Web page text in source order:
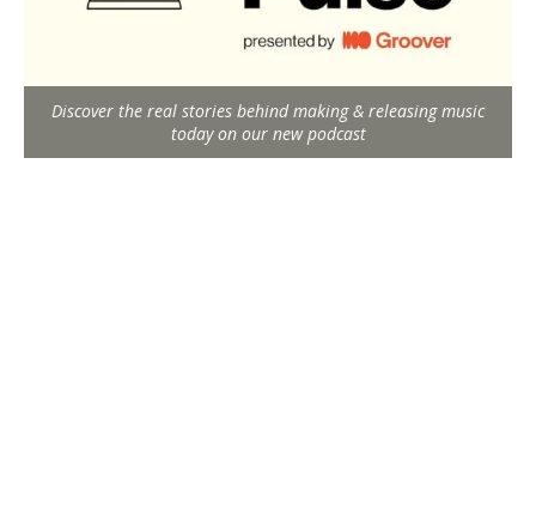
Discover the real stories behind making & releasing music
today on our new podcast